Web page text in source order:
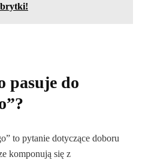
pasuje do
to pytanie dotyczące doboru
komponują się z